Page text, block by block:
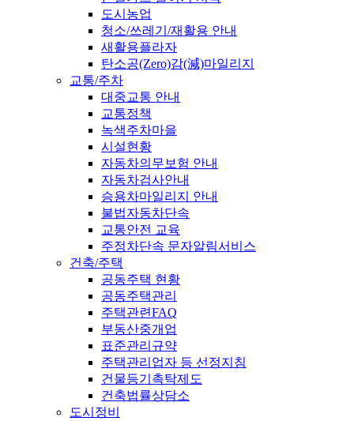
도시농업
청소/쓰레기/재활용 안내
새활용플라자
탄소공(Zero)감(減)마일리지
교통/주차
대중교통 안내
교통정책
녹색주차마을
시설현황
자동차의무보험 안내
자동차검사안내
승용차마일리지 안내
불법자동차단속
교통안전 교육
주정차단속 문자알림서비스
건축/주택
공동주택 현황
공동주택관리
주택관련FAQ
부동산중개업
표준관리규약
주택관리업자 등 선정지침
건물등기촉탁제도
건축법률상담소
도시정비